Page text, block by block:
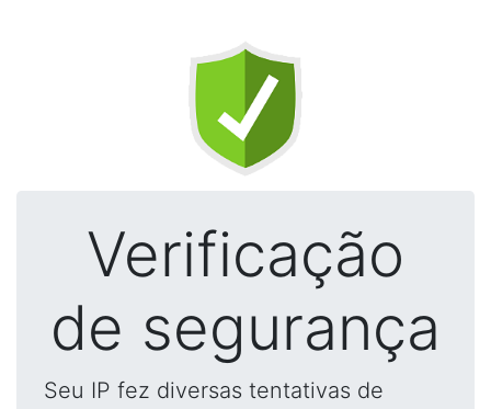
Verificação
de segurança
Seu IP fez diversas tentativas de